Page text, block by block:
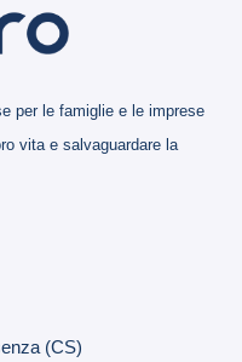
per le famiglie e le imprese
vita e salvaguardare la
(CS)